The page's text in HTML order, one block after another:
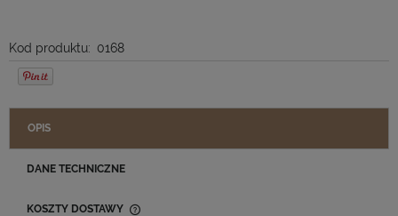
Kod produktu: 0168
OPIS
DANE TECHNICZNE
KOSZTY DOSTAWY